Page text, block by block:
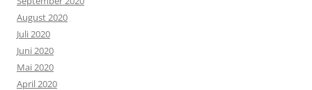
August 2020
Juli 2020
Juni 2020
Mai 2020
April 2020